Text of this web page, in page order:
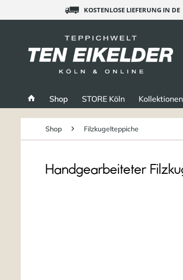
KOSTENLOSE LIEFERUNG IN DE
Shop STORE Köln Kollektionen
Shop Filzkugelteppiche
Handgearbeiteter